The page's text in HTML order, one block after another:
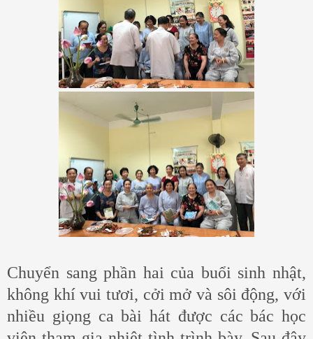
Chuyển sang phần hai của buổi sinh nhật,
không khí vui tươi, cởi mở và sôi động, với
nhiều giọng ca bài hát được các bác học